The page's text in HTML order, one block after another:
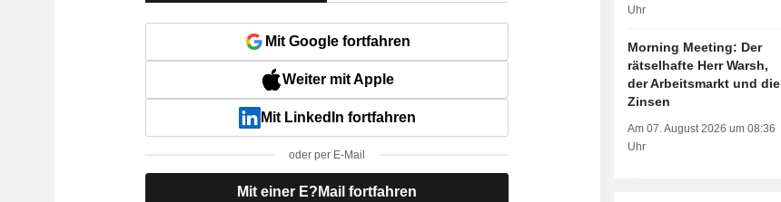
Mit Google fortfahren
Weiter mit Apple
Mit LinkedIn fortfahren
oder per E-Mail
Mit einer E?Mail fortfahren
Uhr
Morning Meeting: Der
rätselhafte Herr Warsh,
der Arbeitsmarkt und die
Zinsen
Am 07. August 2026 um 08:36
Uhr